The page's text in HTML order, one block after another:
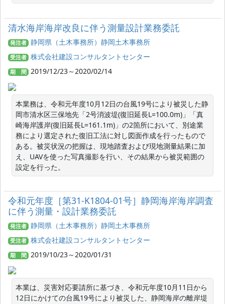
清水海岸海岸改良に伴う測量設計業務委託
発注者 静岡県（土木事務所）静岡土木事務所
受注者 株式会社建設コンサルタントセンター
期 間 2019/12/23～2020/02/14
本業務は、令和元年度10月12日の台風19号により被災した静
岡市清水区三保地先「2号消波堤(復旧延長L=100.0m)」「真
崎海岸護岸(復旧延長L=161.1m)」の2箇所において、別途業
務により選定された復旧工法に対し図面作成を行ったもので
ある。被災状況の把握は、現地踏査および現地測量結果に加
え、UAVを使った写真撮影を行い、その結果から被災範囲の
設定を行った。
令和元年度［第31-K1804-01号］静岡海岸海岸調査
に伴う測量・設計業務委託
発注者 静岡県（土木事務所）静岡土木事務所
受注者 株式会社建設コンサルタントセンター
期 間 2019/10/23～2020/01/31
本業は、災害対応要請所に基づき、令和元年度10月11日から
12日にかけての台風19号により被災した、静岡海岸の離岸堤